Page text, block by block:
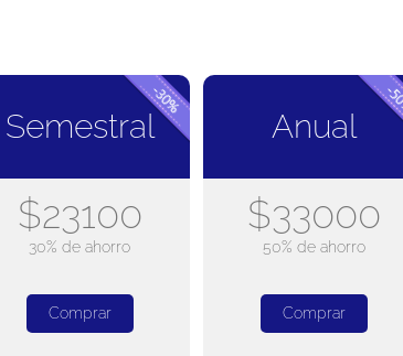
Semestral
$23100
30% de ahorro
Comprar
Anual
$33000
50% de ahorro
Comprar